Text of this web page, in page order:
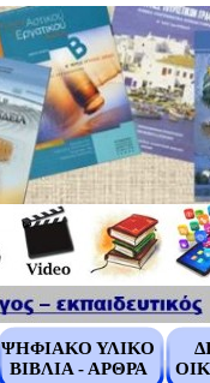
ΨΗΦΙΑΚΟ ΥΛΙΚΟ
ΒΙΒΛΙΑ - ΑΡΘΡΑ